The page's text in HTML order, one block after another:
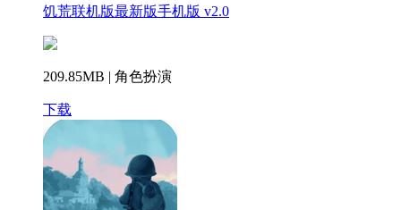
饥荒联机版最新版手机版 v2.0
209.85MB | 角色扮演
下载